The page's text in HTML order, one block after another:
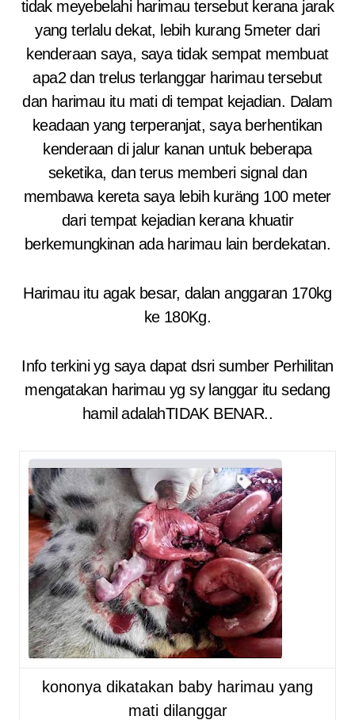
tidak meyebelahi harimau tersebut kerana jarak
yang terlalu dekat, lebih kurang 5meter dari
kenderaan saya, saya tidak sempat membuat
apa2 dan trelus terlanggar harimau tersebut
dan harimau itu mati di tempat kejadian. Dalam
keadaan yang terperanjat, saya berhentikan
kenderaan di jalur kanan untuk beberapa
seketika, dan terus memberi signal dan
membawa kereta saya lebih kuräng 100 meter
dari tempat kejadian kerana khuatir
berkemungkinan ada harimau lain berdekatan.
Harimau itu agak besar, dalan anggaran 170kg
ke 180Kg.
Info terkini yg saya dapat dsri sumber Perhilitan
mengatakan harimau yg sy langgar itu sedang
hamil adalahTIDAK BENAR..
kononya dikatakan baby harimau yang
mati dilanggar